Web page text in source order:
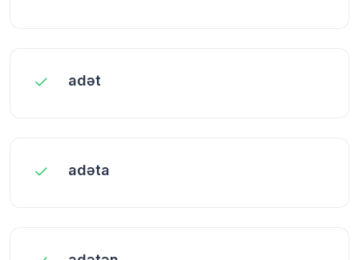
adət
adəta